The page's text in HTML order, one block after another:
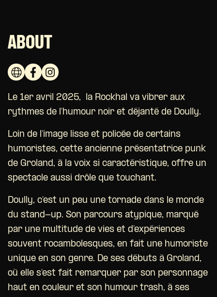
ABOUT
Le 1er avril 2025, la Rockhal va vibrer aux
rythmes de l’humour noir et déjanté de Doully.
Loin de l’image lisse et policée de certains
humoristes, cette ancienne présentatrice punk
de Groland, à la voix si caractéristique, offre un
spectacle aussi drôle que touchant.
Doully, c’est un peu une tornade dans le monde
du stand-up. Son parcours atypique, marqué
par une multitude de vies et d’expériences
souvent rocambolesques, en fait une humoriste
unique en son genre. De ses débuts à Groland,
où elle s’est fait remarquer par son personnage
haut en couleur et son humour trash, à ses